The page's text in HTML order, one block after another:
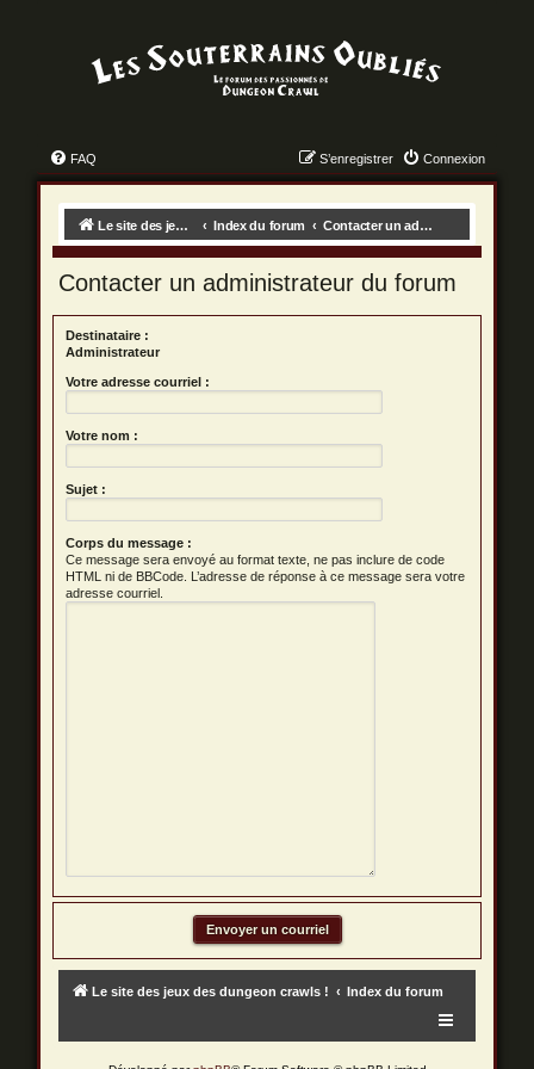
FAQ Connexion
S’enregistrer
Le site des jeux des dungeon crawls ! Index du forum Contacter un administrateur du forum
Contacter un administrateur du forum
Destinataire :
Administrateur
Votre adresse courriel :
Votre nom :
Sujet :
Corps du message :
Ce message sera envoyé au format texte, ne pas inclure de code
HTML ni de BBCode. L’adresse de réponse à ce message sera votre
adresse courriel.
Le site des jeux des dungeon crawls ! Index du forum